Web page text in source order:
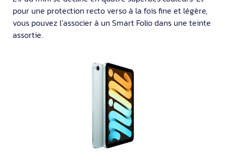
pour une protection recto verso à la fois fine et légère,
vous pouvez l’associer à un Smart Folio dans une teinte
assortie.